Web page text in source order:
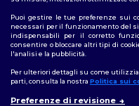
Puoi gestire le tue preferenze sui
necessari per il funzionamento del
indispensabili per il corretto
consentire o bloccare altri tipi di
l'analisi e la pubblicità.
Per ulteriori dettagli su come
parti, consulta la nostra Politica sui
Preferenze di revisione